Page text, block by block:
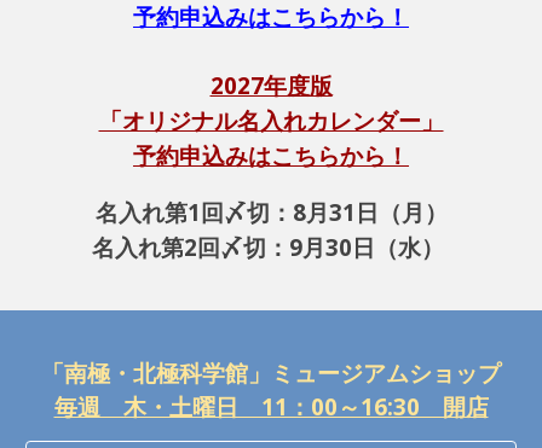
予約申込みはこちらから！
2027年度版
「オリジナル名入れカレンダー」
予約申込みはこちらから！
名入れ第1回〆切：8月31日（月）
名入れ第2回〆切：9月30日（水）
「南極・北極科学館」ミュージアムショップ
毎週 木・土曜日 11：00～16:30 開店